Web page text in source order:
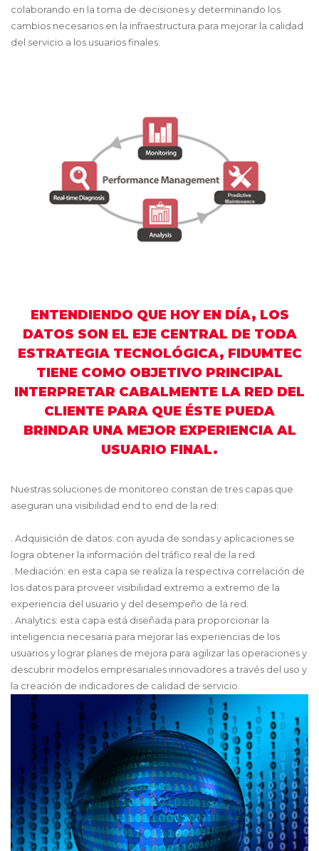
colaborando en la toma de decisiones y determinando los
cambios necesarios en la infraestructura para mejorar la calidad
del servicio a los usuarios finales.
ENTENDIENDO QUE HOY EN DÍA, LOS
DATOS SON EL EJE CENTRAL DE TODA
ESTRATEGIA TECNOLÓGICA, FIDUMTEC
TIENE COMO OBJETIVO PRINCIPAL
INTERPRETAR CABALMENTE LA RED DEL
CLIENTE PARA QUE ÉSTE PUEDA
BRINDAR UNA MEJOR EXPERIENCIA AL
USUARIO FINAL.
Nuestras soluciones de monitoreo constan de tres capas que
aseguran una visibilidad end to end de la red:
. Adquisición de datos: con ayuda de sondas y aplicaciones se
logra obtener la información del tráfico real de la red.
. Mediación: en esta capa se realiza la respectiva correlación de
los datos para proveer visibilidad extremo a extremo de la
experiencia del usuario y del desempeño de la red.
. Analytics: esta capa está diseñada para proporcionar la
inteligencia necesaria para mejorar las experiencias de los
usuarios y lograr planes de mejora para agilizar las operaciones y
descubrir modelos empresariales innovadores a través del uso y
la creación de indicadores de calidad de servicio.